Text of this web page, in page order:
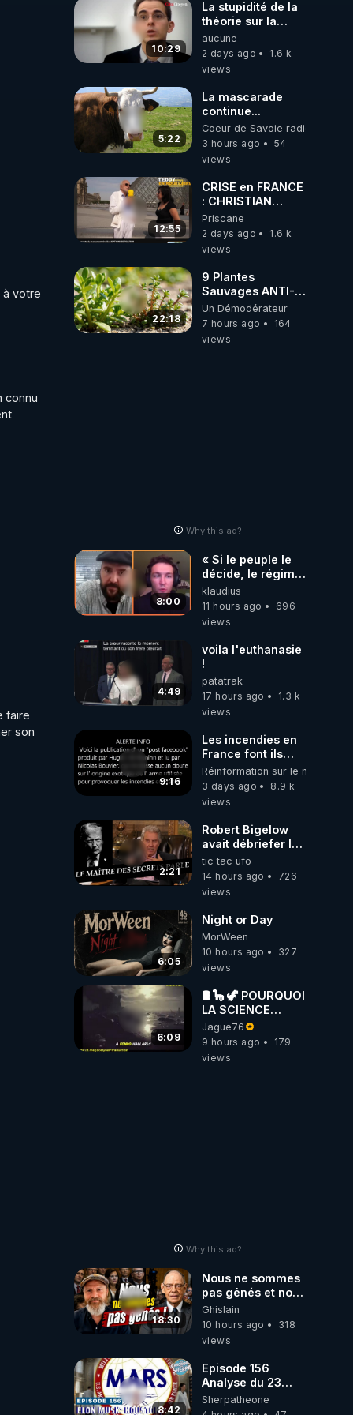
à votre
connu
faire
son
10:29
La stupidité de la
théorie sur la
responsabilité de
l’homme
concernant le
carbone.
aucune
2 days ago
1.6 k
views
5:22
La mascarade
continue...
Coeur de Savoie radioweb TV
3 hours ago
54
views
12:55
CRISE en FRANCE
: CHRISTIAN
COTTEN FAIT une
étrange
découverte
Priscane
2 days ago
1.6 k
views
22:18
9 Plantes
Sauvages ANTI-
FAMINE: ces
Ressources
Un Démodérateur
7 hours ago
164
views
Why this ad?
8:00
« Si le peuple le
décide, le régime
peut tomber
demain ! »
klaudius
11 hours ago
696
views
4:49
voila l'euthanasie
!
patatrak
17 hours ago
1.3 k
views
9:16
Les incendies en
France font ils
partie d' un plan
qui aurait débuté
le 11 septembre
Réinformation sur le monde
3 days ago
8.9 k
views
2:21
Robert Bigelow
avait débriefer le
pédophile
génocidaire de
donald j trump
tic tac ufo
14 hours ago
726
views
6:05
Night or Day
MorWeen
10 hours ago
327
views
6:09
🛢 🦕 🦖 POURQUOI
LA SCIENCE
OFFICIELLE NE
CONNAÎT-ELLE
PAS LA VRAIE
Jague76
9 hours ago
179
views
Why this ad?
18:30
Nous ne sommes
pas gênés et nous
n’avons pas
besoin de nous
excuser ! #jw
#collegecentral
Ghislain
10 hours ago
318
views
8:42
Episode 156
Analyse du 23
février 2025 Elon
Musk : Houston ,
Sherpatheone